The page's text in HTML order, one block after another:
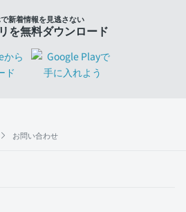
お問い合わせ
新着情報を見逃さない
を無料ダウンロード